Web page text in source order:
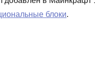
блоки.